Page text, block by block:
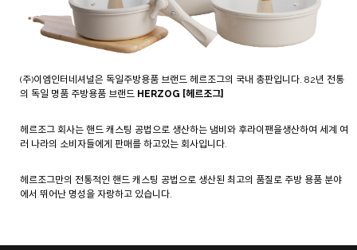
(주)이엠인터네셔널은 독일주방용품 브랜드 헤르조그의 국내 총판입니다. 82년 전통
의 독일 명품 주방용품 브랜드 HERZOG [헤르조그]
헤르조그 회사는 핸드 캐스팅 공법으로 생산하는 냄비와 후라이팬을생산하여 세계 여
러 나라의 소비자들에게 판매를 하고있는 회사입니다.
헤르조그만의 전통적인 핸드 캐스팅 공법으로 생산된 최고의 품질로 주방 용품 분야
에서 뛰어난 명성을 자랑하고 있습니다.